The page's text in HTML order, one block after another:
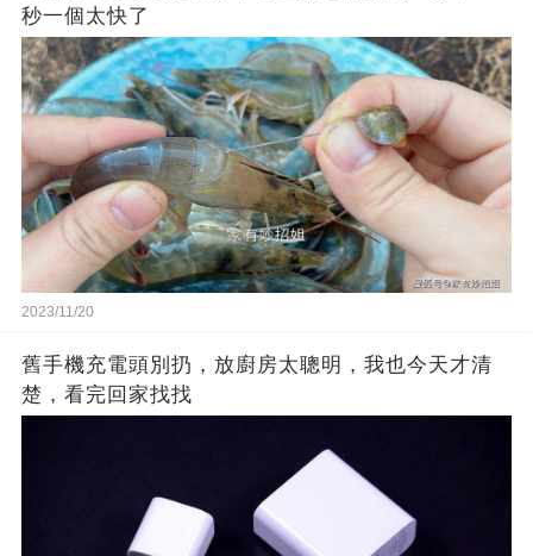
秒一個太快了
2023/11/20
舊手機充電頭別扔，放廚房太聰明，我也今天才清
楚，看完回家找找